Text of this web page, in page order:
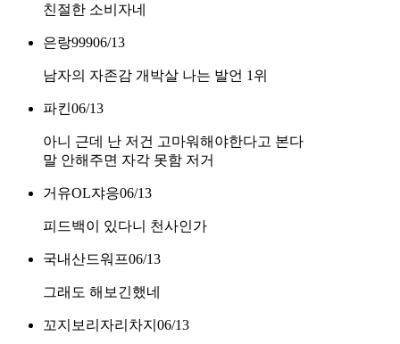
친절한 소비자네
은랑99906/13
남자의 자존감 개박살 나는 발언 1위
파킨06/13
아니 근데 난 저건 고마워해야한다고 본다
말 안해주면 자각 못함 저거
거유OL쟈응06/13
피드백이 있다니 천사인가
국내산드워프06/13
그래도 해보긴했네
꼬지보리자리차지 06/13